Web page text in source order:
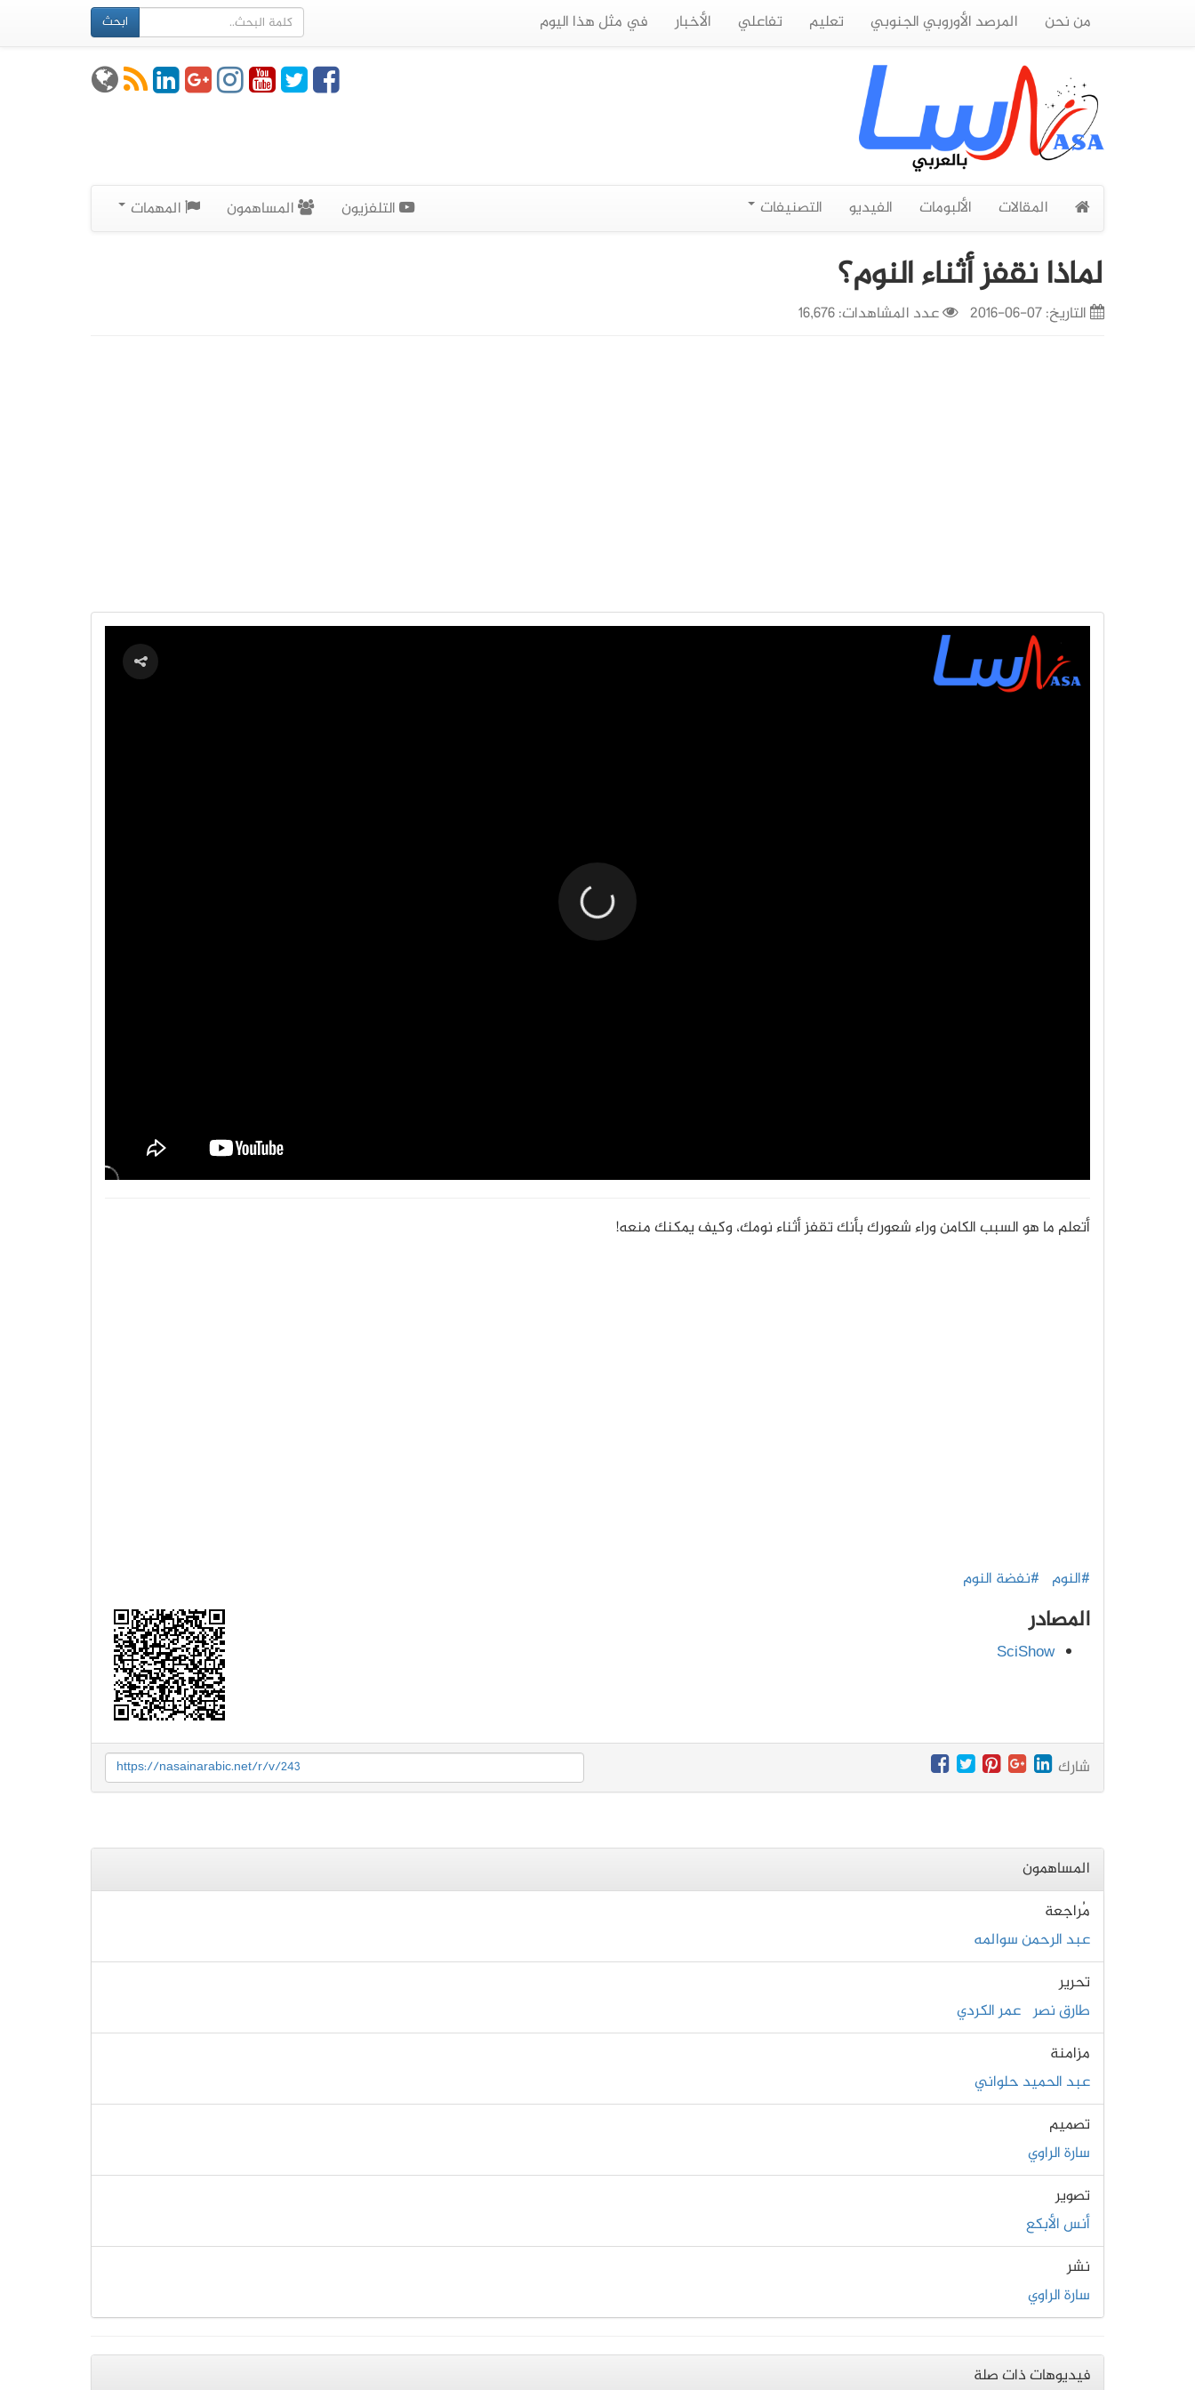
من نحن المرصد الأوروبي الجنوبي تعليم تفاعلي الأخبار في مثل هذا اليوم ابحث
المقالات الألبومات الفيديو التصنيفات التلفزيون المساهمون المهمات
لماذا نقفز أثناء النوم؟
التاريخ:07-06-2016 عدد المشاهدات: 16,676
أتعلم ما هو السبب الكامن وراء شعورك بأنك تقفز أثناء نومك، وكيف يمكنك منعه!
#النوم #نفضة النوم
المصادر
SciShow
شارك https://nasainarabic.net/r/v/243
المساهمون
مُراجعة
عبد الرحمن سوالمه
تحرير
طارق نصر عمر الكردي
مزامنة
عبد الحميد حلواني
تصميم
سارة الراوي
تصوير
أنس الأبكع
نشر
سارة الراوي
فيديوهات ذات صلة